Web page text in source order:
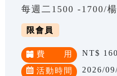
每週二1500 -1700/
限會員
費 用 NT$
活動時間 2026/